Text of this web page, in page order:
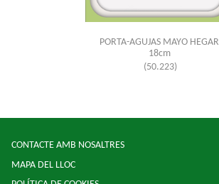
PORTA-AGUJAS MAYO HEGAR
18cm
(50.223)
CONTACTE AMB NOSALTRES
MAPA DEL LLOC